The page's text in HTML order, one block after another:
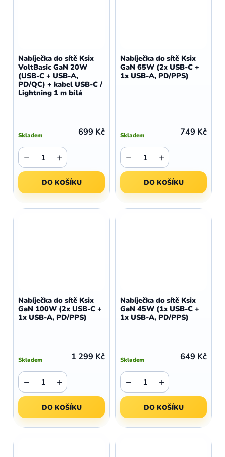
Nabíječka do sítě Ksix
VoltBasic GaN 20W
(USB-C + USB-A,
PD/QC) + kabel USB-C /
Lightning 1 m bílá
Skladem 699 Kč
+
−
DO KOŠÍKU
Nabíječka do sítě Ksix
GaN 65W (2x USB-C +
1x USB-A, PD/PPS)
Skladem 749 Kč
+
−
DO KOŠÍKU
Nabíječka do sítě Ksix
GaN 100W (2x USB-C +
1x USB-A, PD/PPS)
Skladem 1 299 Kč
+
−
DO KOŠÍKU
Nabíječka do sítě Ksix
GaN 45W (1x USB-C +
1x USB-A, PD/PPS)
Skladem 649 Kč
+
−
DO KOŠÍKU